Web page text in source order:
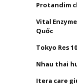
Protandim
Vital
Quốc
Tokyo Res
Nhau thai
Itera care